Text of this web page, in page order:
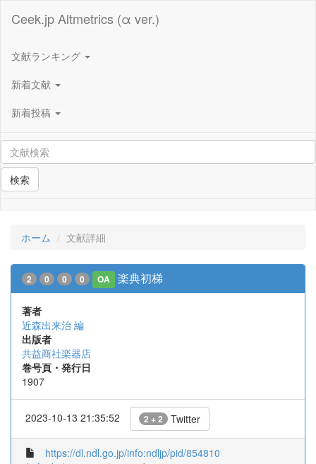
Ceek.jp Altmetrics (α ver.)
文献ランキング
新着文献
新着投稿
検索
ホーム 文献詳細
2 0 0 0 OA 楽典初梯
著者
近森出来治 編
出版者
共益商社楽器店
巻号頁・発行日
1907
2023-10-13 21:35:52 2 + 2 Twitter
https://dl.ndl.go.jp/info:ndljp/pid/854810